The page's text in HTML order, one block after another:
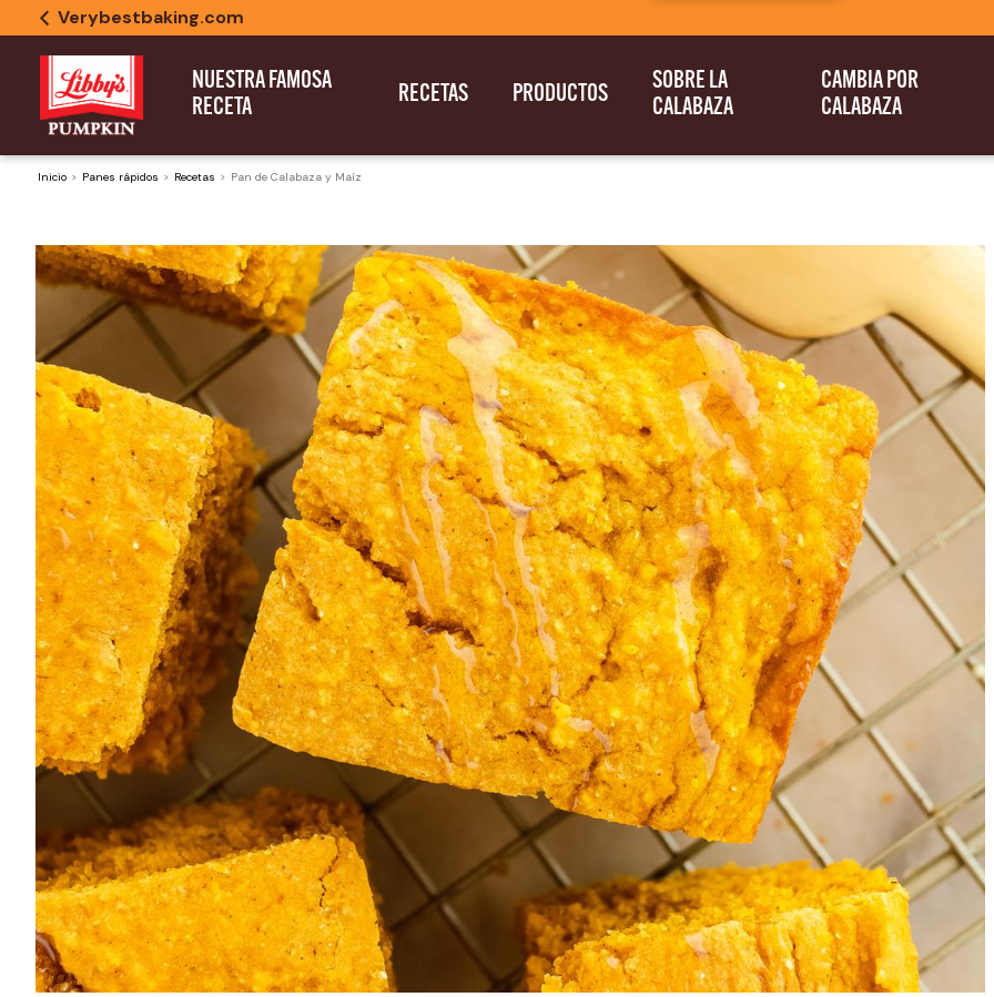
Verybestbaking.com
NUESTRA FAMOSA
RECETA
RECETAS PRODUCTOS
SOBRE LA
CALABAZA
CAMBIA POR
CALABAZA
Inicio Panes rápidos Recetas Pan de Calabaza y Maíz